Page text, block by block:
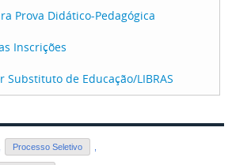
Prova Didático-Pedagógica
Inscrições
Substituto de Educação/LIBRAS
Processo Seletivo